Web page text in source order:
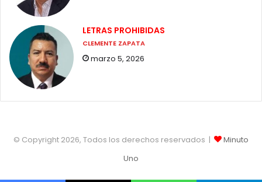
LETRAS PROHIBIDAS
CLEMENTE ZAPATA
marzo 5, 2026
© Copyright 2026, Todos los derechos reservados |
Minuto
Uno